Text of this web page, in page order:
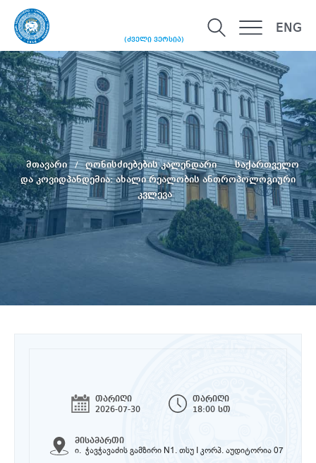
(ძველი ვერსია)
ENG
მთავარი ღონისძიებების კალენდარი
საქართველო
და კოვიდპანდემია: ახალი რეალობის ანთროპოლოგიური
კვლევა
თარიღი
2026-07-30
თარიღი
18:00 სთ
მისამართი
ი. ჭავჭავაძის გამზირი N1. თსუ I კორპ. აუდიტორია 07